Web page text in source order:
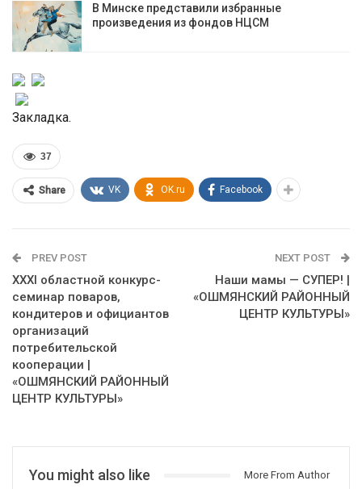
В Минске представили избранные
произведения из фондов НЦСМ
Закладка.
37
Share VK OK.ru Facebook
PREV POST
XXXI областной конкурс-
семинар поваров,
кондитеров и официантов
организаций
потребительской
кооперации |
«ОШМЯНСКИЙ РАЙОННЫЙ
ЦЕНТР КУЛЬТУРЫ»
NEXT POST
Наши мамы — СУПЕР! |
«ОШМЯНСКИЙ РАЙОННЫЙ
ЦЕНТР КУЛЬТУРЫ»
You might also like More From Author